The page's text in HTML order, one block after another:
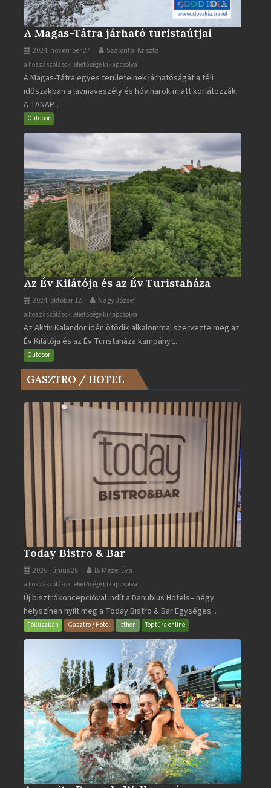
A Magas-Tátra járható turistaútjai
2024. november 27. Szalontai Kriszta
A
Magas-
Tátra
járható
turistaútjai
a hozzászólások lehetősége kikapcsolva
A Magas-Tátra egyes területeinek járhatóságát a téli
időszakban a lavinaveszély és hóviharok miatt korlátozzák.
A TANAP...
Outdoor
Az Év Kilátója és az Év Turistaháza
2024. október 12. Nagy József
Az
Év
Kilátója
és
az
Év
bejegyzéshez
a hozzászólások lehetősége kikapcsolva
Az Aktív Kalandor idén ötödik alkalommal szervezte meg az
Év Kilátója és az Év Turistaháza kampányt....
Outdoor
GASZTRO / HOTEL
Today Bistro & Bar
2026. június 26. B. Mezei Éva
Today
Bistro
&
Bar
bejegyzéshez
a hozzászólások lehetősége kikapcsolva
Új bisztrókoncepcióval indít a Danubius Hotels– négy
helyszínen nyílt meg a Today Bistro & Bar Egységes...
Fókuszban Gasztro / Hotel Itthon Toptúra online